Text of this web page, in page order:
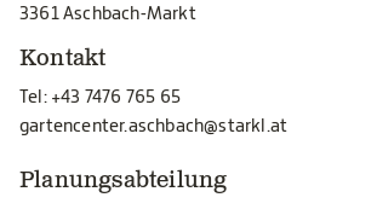
3361 Aschbach-Markt
Kontakt
Tel: +43 7476 765 65
gartencenter.aschbach@starkl.at
Planungsabteilung